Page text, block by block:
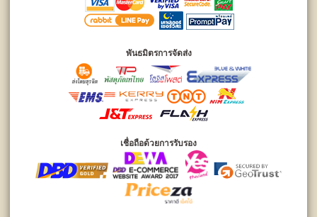
พันธมิตรการจัดส่ง
เชื่อถือด้วยการรับรอง